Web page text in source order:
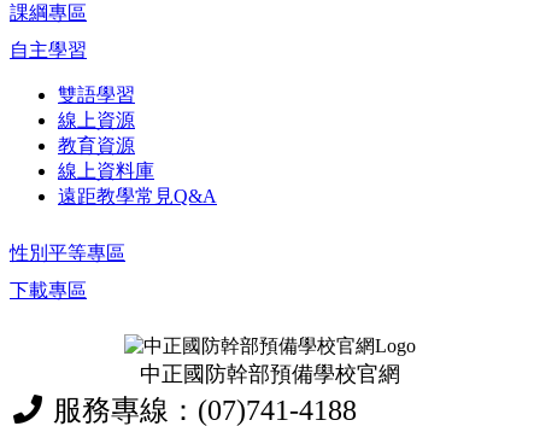
課綱專區
自主學習
雙語學習
線上資源
教育資源
線上資料庫
遠距教學常見Q&A
性別平等專區
下載專區
中正國防幹部預備學校官網
服務專線：(07)741-4188